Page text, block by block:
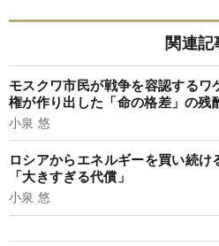
関連記
モスクワ市民が戦争を容認するワ
権が作り出した「命の格差」の残
小泉 悠
ロシアからエネルギーを買い続け
「大きすぎる代償」
小泉 悠